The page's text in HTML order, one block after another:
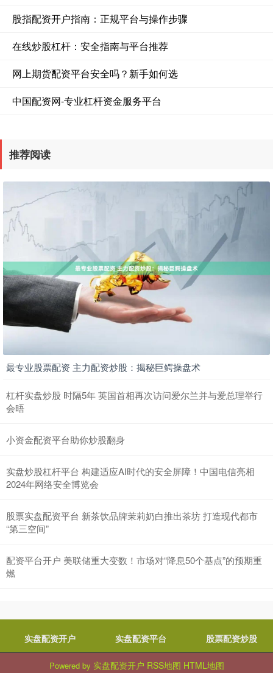
股指配资开户指南：正规平台与操作步骤
在线炒股杠杆：安全指南与平台推荐
网上期货配资平台安全吗？新手如何选
中国配资网-专业杠杆资金服务平台
推荐阅读
最专业股票配资 主力配资炒股：揭秘巨鳄操盘术
杠杆实盘炒股 时隔5年 英国首相再次访问爱尔兰并与爱总理举行
会晤
小资金配资平台助你炒股翻身
实盘炒股杠杆平台 构建适应AI时代的安全屏障！中国电信亮相
2024年网络安全博览会
股票实盘配资平台 新茶饮品牌茉莉奶白推出茶坊 打造现代都市
“第三空间”
配资平台开户 美联储重大变数！市场对“降息50个基点”的预期重
燃
实盘配资开户 实盘配资平台 股票配资炒股
Powered by 实盘配资开户 RSS地图 HTML地图